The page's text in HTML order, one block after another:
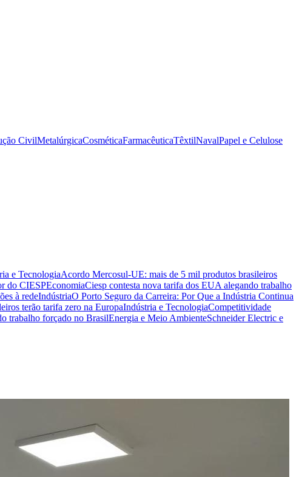
CivilMetalúrgicaCosméticaFarmacêuticaTêxtilNavalPapel e Celulose
e TecnologiaAcordo Mercosul-UE: mais de 5 mil produtos brasileiros
do CIESPEconomiaCiesp contesta nova tarifa dos EUA alegando trabalho
à redeIndústriaO Porto Seguro da Carreira: Por Que a Indústria Continua
terão tarifa zero na EuropaIndústria e TecnologiaCompetitividade
trabalho forçado no BrasilEnergia e Meio AmbienteSchneider Electric e